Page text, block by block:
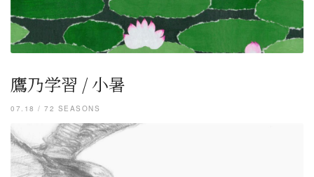
鷹乃学習 / 小暑
07.18 / 72 SEASONS